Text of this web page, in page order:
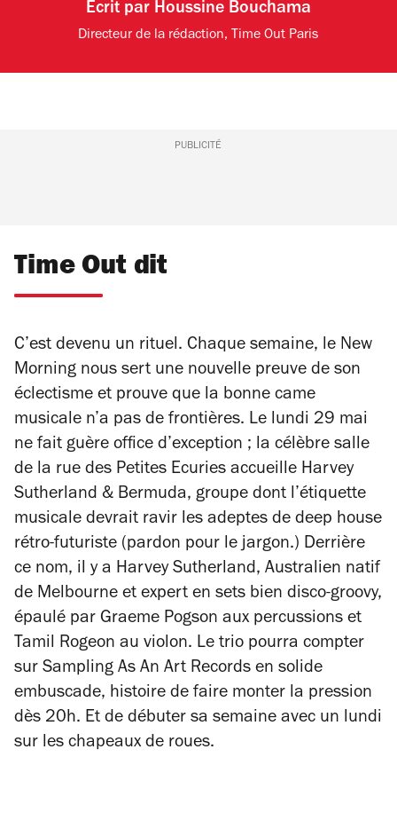
Écrit par Houssine Bouchama
Directeur de la rédaction, Time Out Paris
PUBLICITÉ
Time Out dit
C’est devenu un rituel. Chaque semaine, le New
Morning nous sert une nouvelle preuve de son
éclectisme et prouve que la bonne came
musicale n’a pas de frontières. Le lundi 29 mai
ne fait guère office d’exception ; la célèbre salle
de la rue des Petites Ecuries accueille Harvey
Sutherland & Bermuda, groupe dont l’étiquette
musicale devrait ravir les adeptes de deep house
rétro-futuriste (pardon pour le jargon.) Derrière
ce nom, il y a Harvey Sutherland, Australien natif
de Melbourne et expert en sets bien disco-groovy,
épaulé par Graeme Pogson aux percussions et
Tamil Rogeon au violon. Le trio pourra compter
sur Sampling As An Art Records en solide
embuscade, histoire de faire monter la pression
dès 20h. Et de débuter sa semaine avec un lundi
sur les chapeaux de roues.